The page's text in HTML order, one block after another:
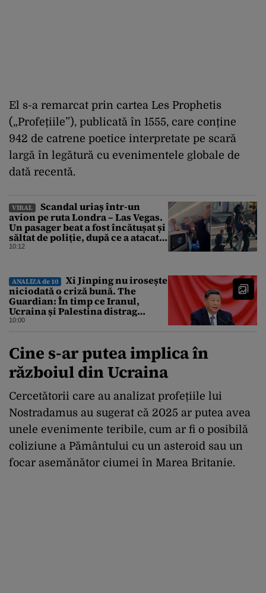
El s-a remarcat prin cartea Les Prophetis
(„Profețiile”), publicată în 1555, care conține
942 de catrene poetice interpretate pe scară
largă în legătură cu evenimentele globale de
dată recentă.
VIRAL
Scandal uriaș într-un
avion pe ruta Londra – Las Vegas.
Un pasager beat a fost încătușat și
săltat de poliție, după ce a atacat o
stewardesă
10:12
ANALIZA de 10
Xi Jinping nu irosește
niciodată o criză bună. The
Guardian: În timp ce Iranul,
Ucraina și Palestina distrag
atenția lumii, el strânge șurubul”
10:00
Cine s-ar putea implica în
războiul din Ucraina
Cercetătorii care au analizat profețiile lui
Nostradamus au sugerat că 2025 ar putea avea
unele evenimente teribile, cum ar fi o posibilă
coliziune a Pământului cu un asteroid sau un
focar asemănător ciumei în Marea Britanie.